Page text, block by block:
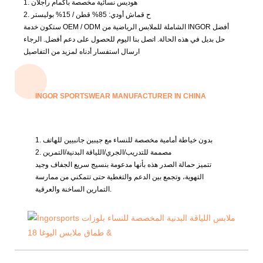
1. هوديس نسائية مخصصة بأكمام راجلان
2. ح قماش أودي: 85% قطن / 15% بوليستر
ستكون خدمة OEM / ODM الشاملة للملابس الرياضية من INGOR أفضل
حل بديل في هذه الحالة. اتصل بنا اليوم للحصول على دعم أفضل. الرجاء
ارسال استفسار أدناه لمزيد من التفاصيل
INGOR SPORTSWEAR MANUFACTURER IN CHINA
1. بدون خياطة أمامية مخصصة للنساء مع جيبين جانبيين للهاتف
2. مصممة للتدريب/الجري/اللياقة البدنية/التمرين
تتميز حمالة الصدر هذه بأنها مدعومة بنسيج سريع الجفاف وجيد
التهوية، وتجمع بين الدعم والتغطية حتى تتمكني من ممارسة